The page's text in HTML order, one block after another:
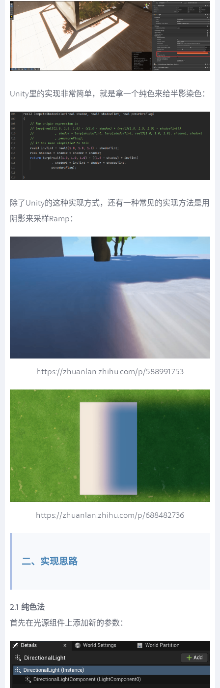
Unity里的实现非常简单，就是拿一个纯色来给半影染色：
除了Unity的这种实现方式，还有一种常见的实现方法是用
阴影来采样Ramp：
https://zhuanlan.zhihu.com/p/588991753
https://zhuanlan.zhihu.com/p/688482736
二、实现思路
2.1 纯色法
首先在光源组件上添加新的参数：